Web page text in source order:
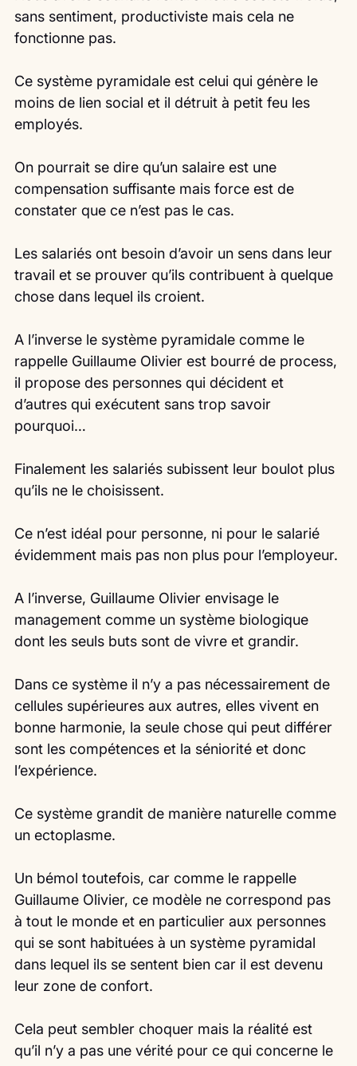
sans sentiment, productiviste mais cela ne
fonctionne pas.
Ce système pyramidale est celui qui génère le
moins de lien social et il détruit à petit feu les
employés.
On pourrait se dire qu’un salaire est une
compensation suffisante mais force est de
constater que ce n’est pas le cas.
Les salariés ont besoin d’avoir un sens dans leur
travail et se prouver qu’ils contribuent à quelque
chose dans lequel ils croient.
A l’inverse le système pyramidale comme le
rappelle Guillaume Olivier est bourré de process,
il propose des personnes qui décident et
d’autres qui exécutent sans trop savoir
pourquoi…
Finalement les salariés subissent leur boulot plus
qu’ils ne le choisissent.
Ce n’est idéal pour personne, ni pour le salarié
évidemment mais pas non plus pour l’employeur.
A l’inverse, Guillaume Olivier envisage le
management comme un système biologique
dont les seuls buts sont de vivre et grandir.
Dans ce système il n’y a pas nécessairement de
cellules supérieures aux autres, elles vivent en
bonne harmonie, la seule chose qui peut différer
sont les compétences et la séniorité et donc
l’expérience.
Ce système grandit de manière naturelle comme
un ectoplasme.
Un bémol toutefois, car comme le rappelle
Guillaume Olivier, ce modèle ne correspond pas
à tout le monde et en particulier aux personnes
qui se sont habituées à un système pyramidal
dans lequel ils se sentent bien car il est devenu
leur zone de confort.
Cela peut sembler choquer mais la réalité est
qu’il n’y a pas une vérité pour ce qui concerne le